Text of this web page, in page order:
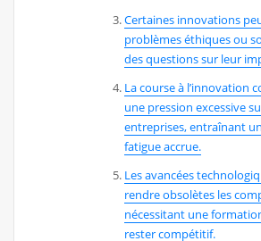
Certaines innovations
problèmes éthiques ou
des questions sur leur
La course à l’innovation
une pression excessive
entreprises, entraînant
fatigue accrue.
Les avancées
rendre obsolètes les
nécessitant une
rester compétitif.